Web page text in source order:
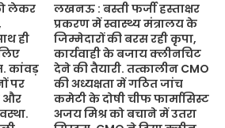
लेकर
ही
कांवड़
पर
और
लखनऊ : बस्ती फर्जी हस्ताक्षर
प्रकरण में स्वास्थ्य मंत्रालय के
जिम्मेदारों की बरस रही कृपा,
कार्यवाही के बजाय क्लीनचिट
देने की तैयारी. तत्कालीन CMO
की अध्यक्षता में गठित जांच
कमेटी के दोषी चीफ फार्मासिस्ट
अजय मिश्र को बचाने में उतरा